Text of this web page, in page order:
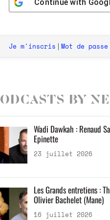
Continue with
Je m'inscris | Mot de
by
Wadi Dawkah : Renaud
Epinette
23 juillet 2026
Les Grands entretiens :
Olivier Bachelet (Mane)
16 juillet 2026